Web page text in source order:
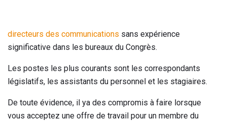
directeurs des communications sans expérience
significative dans les bureaux du Congrès.
Les postes les plus courants sont les correspondants
législatifs, les assistants du personnel et les stagiaires.
De toute évidence, il ya des compromis à faire lorsque
vous acceptez une offre de travail pour un membre du